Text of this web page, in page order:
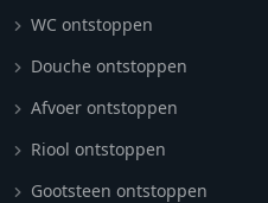
WC ontstoppen
Douche ontstoppen
Afvoer ontstoppen
Riool ontstoppen
Gootsteen ontstoppen